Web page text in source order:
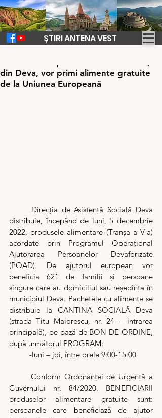
ȘTIRI ANTENA VEST
din Deva, vor primi alimente gratuite
de la Uniunea Europeană
distribuie, începând de luni, 5 decembrie
2022, produsele alimentare (Tranşa a V-a)
acordate prin Programul Operațional
Ajutorarea Persoanelor Devaforizate
(POAD). De ajutorul european vor
beneficia 621 de familii și persoane
singure care au domiciliul sau reședința în
municipiul Deva. Pachetele cu alimente se
distribuie la CANTINA SOCIALĂ Deva
(strada Titu Maiorescu, nr. 24 – intrarea
principală), pe bază de BON DE ORDINE,
după următorul PROGRAM:
	-luni – joi, între orele 9:00-15:00
Guvernului nr. 84/2020, BENEFICIARII
produselor alimentare gratuite sunt:
persoanele care beneficiază de ajutor